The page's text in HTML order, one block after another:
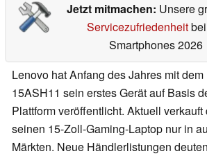
Jetzt mitmachen: Unsere
Servicezufriedenheitbei
Smartphones 2026
Lenovo hat Anfang des Jahres mit
15ASH11 sein erstes Gerät auf Basis
Plattform veröffentlicht. Aktuell
seinen 15-Zoll-Gaming-Laptop nur in
Märkten. Neue Händlerlistungen